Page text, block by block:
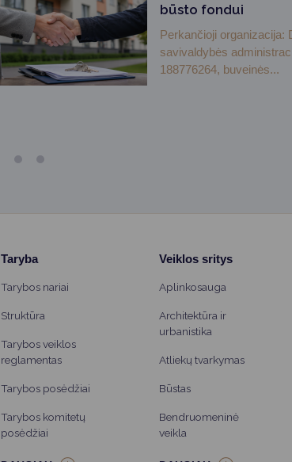
būsto fondui
Perkančioji organizacija:
savivaldybės
188776264, buveinės...
Taryba
Tarybos nariai
Struktūra
Tarybos veiklos
reglamentas
Tarybos posėdžiai
Tarybos komitetų
posėdžiai
Veiklos sritys
Aplinkosauga
Architektūra ir
urbanistika
Atliekų tvarkymas
Būstas
Bendruomeninė
veikla